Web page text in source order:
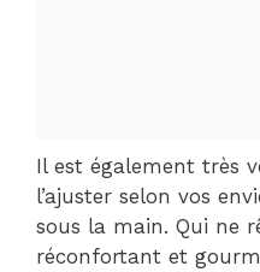
Il est également très
l’ajuster selon vos
sous la main. Qui ne
réconfortant et